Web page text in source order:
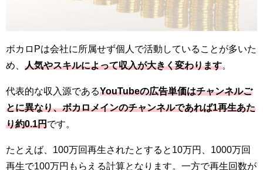
ボカロPは会社に所属せず個人で活動していることが多いた
め、 人気やスキルによって収入が大きく変わります。
代表的な収入源であるYouTubeの広告単価はチャンネルご
とに異なり、ボカロメインのチャンネルであれば1再生あた
り約0.1円です。
たとえば、100万回再生されたとすると10万円、1000万回
再生で100万円もらえる計算となります。一方で再生回数が